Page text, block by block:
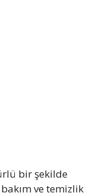
bir şekilde
ve temizlik